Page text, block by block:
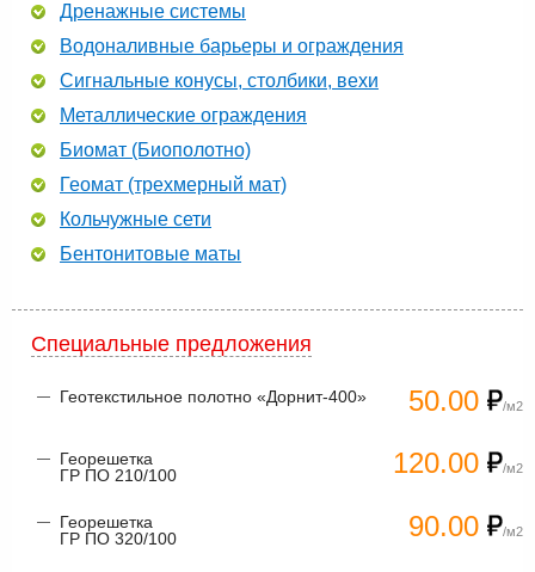
Дренажные системы
Водоналивные барьеры и ограждения
Сигнальные конусы, столбики, вехи
Металлические ограждения
Биомат (Биополотно)
Геомат (трехмерный мат)
Кольчужные сети
Бентонитовые маты
Специальные предложения
50.00 /м2
Геотекстильное полотно «Дорнит-400»
120.00 /м2
Георешетка
ГР ПО 210/100
90.00 /м2
Георешетка
ГР ПО 320/100